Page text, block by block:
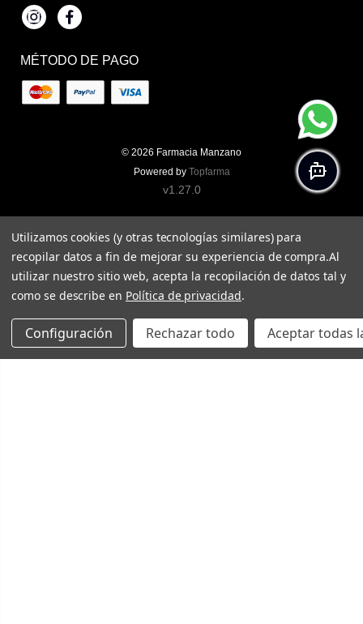
InstagramFacebook
MÉTODO DE PAGO
© 2026 Farmacia Manzano
Powered by Topfarma
v1.27.0
Utilizamos cookies (y otras tecnologías similares) para
recopilar datos a fin de mejorar su experiencia de compra.Al
utilizar nuestro sitio web, acepta la recopilación de datos tal y
como se describe en Política de privacidad.
Configuración Rechazar todo Aceptar todas